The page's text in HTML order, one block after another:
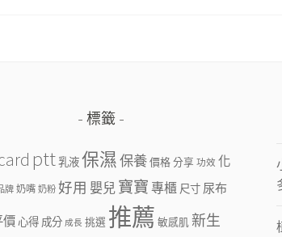
標籤
ptt乳液保濕保養價格分享 功效 化
牌 奶嘴 奶粉 好用 嬰兒 寶寶 專櫃 尺寸 尿布
價心得 成分 成長 挑選 推薦 敏感肌 新生